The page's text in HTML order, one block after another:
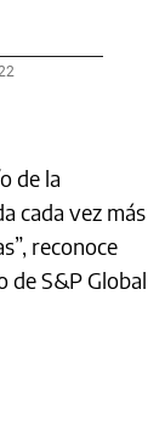
de la
cada vez más
reconoce
de S&P Global